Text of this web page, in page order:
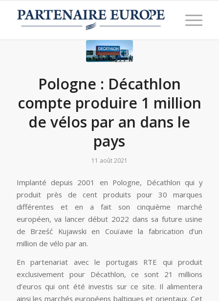
Pologne : Décathlon
compte produire 1 million
de vélos par an dans le
pays
11 août 2021
Implanté depuis 2001 en Pologne, Décathlon qui y
produit près de cent produits pour 30 marques
différentes et en a fait son cinquième marché
européen, va lancer début 2022 dans sa future usine
de Brześć Kujawski en Couïavie la fabrication d’un
million de vélo par an.
En partenariat avec le portugais RTE qui produit
exclusivement pour Décathlon, ce sont 21 millions
d’euros qui ont été investis sur ce site. Il alimentera
ainsi les marchés européens baltiques et orientaux. Cet